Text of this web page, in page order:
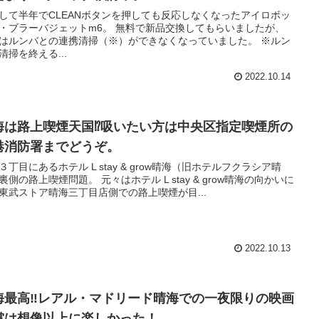
て半年でCLEANボタンを押しても反応しなくなったアイロボッ
ブラーバジェットm6。 無料で新品交換してもらいましたが、
ルンバとの連携清掃（※）ができなくなっていました。 ※ルン
掃を終える...
2022.10.14
は路上喫煙天国⁉吸いたい方は中央区指定喫煙所の
消防署までどうぞ。
丁目にあるホテル L stay & grow晴海（旧ホテルフクラシア晴
側の路上喫煙問題。 元々はホテル L stay & grow晴海の向かいに
武ストア晴海三丁目店側での路上喫煙が目...
2022.10.13
最高‼レアル・マドリード晴海での一夜限りの映画